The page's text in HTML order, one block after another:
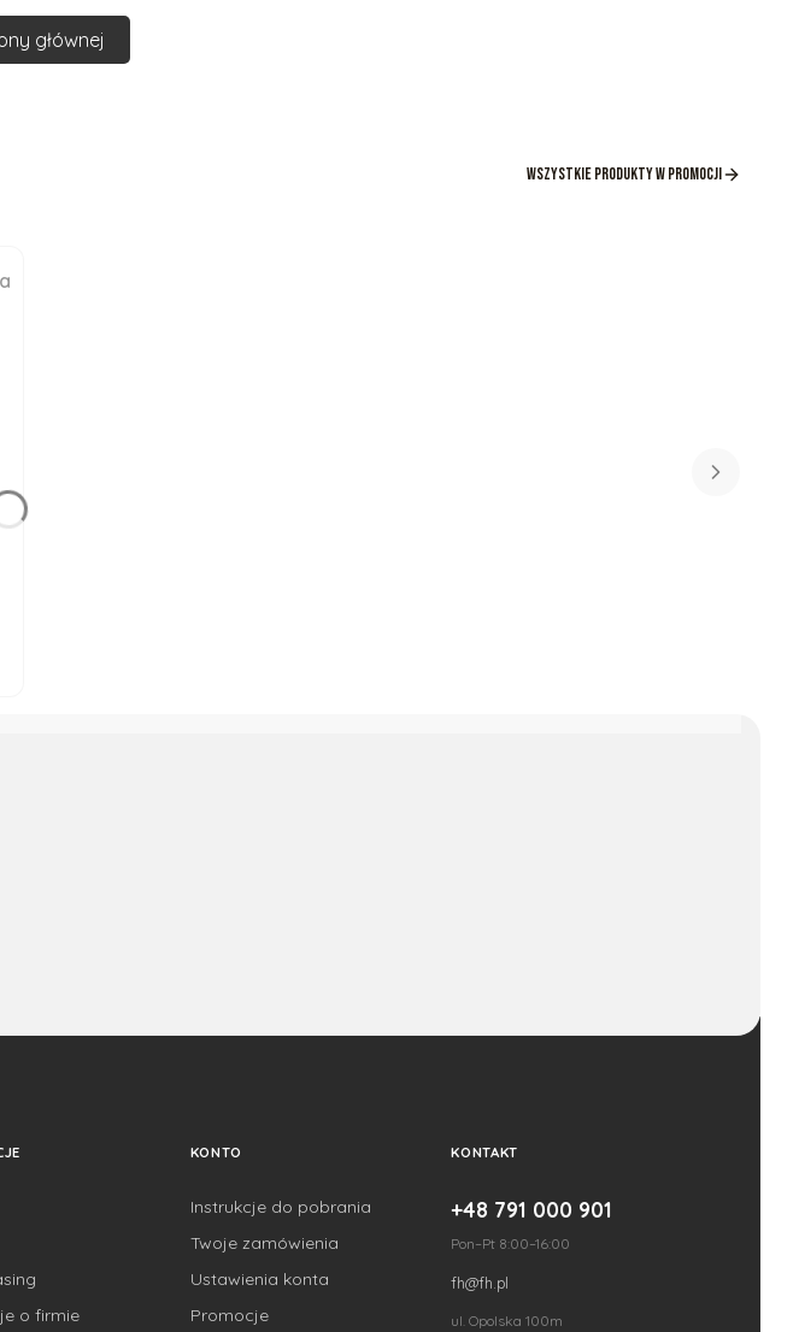
głównej
Wszystkie produkty w promocji
o firmie
KONTO
Instrukcje do pobrania
Twoje zamówienia
Ustawienia konta
Promocje
KONTAKT
+48 791 000 901
Pon–Pt 8:00–16:00
fh@fh.pl
ul. Opolska 100m